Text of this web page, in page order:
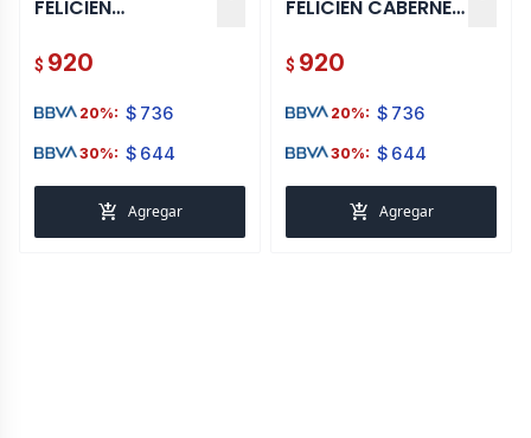
FELICIEN
ML
$ 920
20%: $ 736
30%: $ 644
add_shopping_cart Agregar
FELICIEN CABERNET
ML
$ 920
20%: $ 736
30%: $ 644
add_shopping_cart Agregar